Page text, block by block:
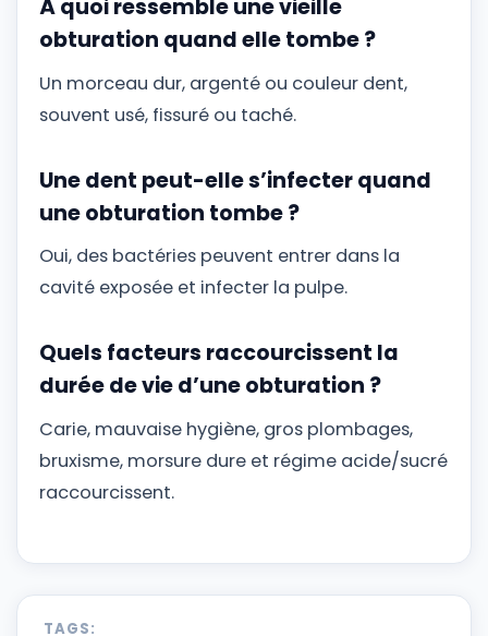
À quoi ressemble une vieille
obturation quand elle tombe ?
Un morceau dur, argenté ou couleur dent,
souvent usé, fissuré ou taché.
Une dent peut-elle s’infecter quand
une obturation tombe ?
Oui, des bactéries peuvent entrer dans la
cavité exposée et infecter la pulpe.
Quels facteurs raccourcissent la
durée de vie d’une obturation ?
Carie, mauvaise hygiène, gros plombages,
bruxisme, morsure dure et régime acide/sucré
raccourcissent.
TAGS: